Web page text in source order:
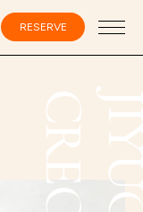
RESERVE
O